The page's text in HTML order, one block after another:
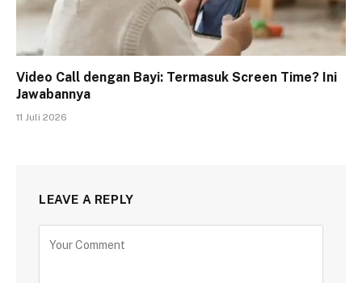
Video Call dengan Bayi: Termasuk Screen Time? Ini
Jawabannya
11 Juli 2026
LEAVE A REPLY